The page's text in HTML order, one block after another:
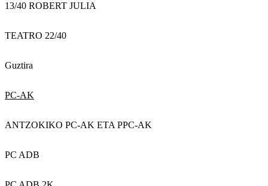
13/40 ROBERT JULIA
TEATRO 22/40
Guztira
PC-AK
ANTZOKIKO PC-AK ETA PPC-AK
PC ADB